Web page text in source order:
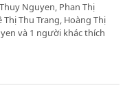
Nguyen, Phan Thị
Thu Trang, Hoàng Thị
và 1 người khác thích